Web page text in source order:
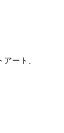
ート、